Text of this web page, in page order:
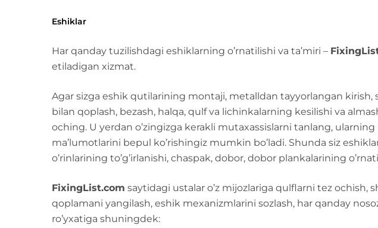
Eshiklar
Har qanday tuzilishdagi eshiklarning o’rnatilishi va ta’miri –
etiladigan xizmat.
Agar sizga eshik qutilarining montaji, metalldan tayyorlangan kirish,
bilan qoplash, bezash, halqa, qulf va lichinkalarning kesilishi va
oching. U yerdan o’zingizga kerakli mutaxassislarni tanlang,
ma’lumotlarini bepul ko’rishingiz mumkin bo’ladi. Shunda siz
o’rinlarining to’g’irlanishi, chaspak, dobor, dobor plankalarining
FixingList.com saytidagi ustalar o’z mijozlariga qulflarni tez ochish,
qoplamani yangilash, eshik mexanizmlarini sozlash, har qanday
ro’yxatiga shuningdek: